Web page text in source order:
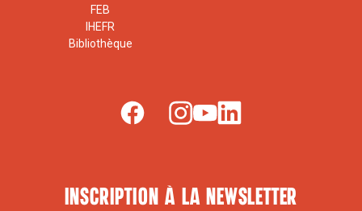
FEB
IHEFR
Bibliothèque
inscription à la newsletter